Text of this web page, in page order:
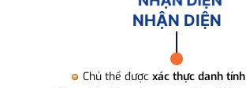
NHẬN DIỆN
Chủ thể được xác thực danh tính